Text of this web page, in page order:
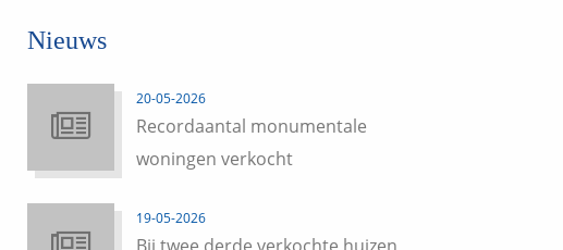
Nieuws
20-05-2026
Recordaantal monumentale
woningen verkocht
19-05-2026